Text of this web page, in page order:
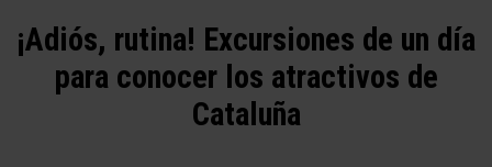
¡Adiós, rutina! Excursiones de un día
para conocer los atractivos de
Cataluña